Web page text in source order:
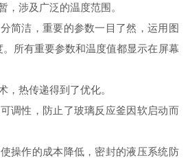
涉及广泛的温度范围。
洁，重要的参数一目了然，运用图
所有重要参数和温度值都显示在屏幕
热传递得到了优化。
性，防止了玻璃反应釜因软启动而
作的成本降低，密封的液压系统防